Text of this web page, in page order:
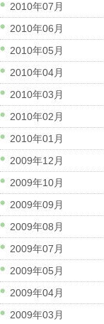
2010年07月
2010年06月
2010年05月
2010年04月
2010年03月
2010年02月
2010年01月
2009年12月
2009年10月
2009年09月
2009年08月
2009年07月
2009年05月
2009年04月
2009年03月